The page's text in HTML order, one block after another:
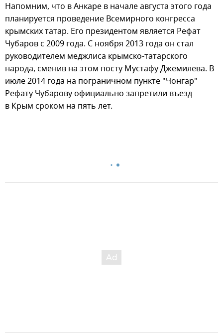
Напомним, что в Анкаре в начале августа этого года
планируется проведение Всемирного конгресса
крымских татар. Его президентом является Рефат
Чубаров с 2009 года. С ноября 2013 года он стал
руководителем меджлиса крымско-татарского
народа, сменив на этом посту Мустафу Джемилева. В
июле 2014 года на пограничном пункте "Чонгар"
Рефату Чубарову официально запретили въезд
в Крым сроком на пять лет.